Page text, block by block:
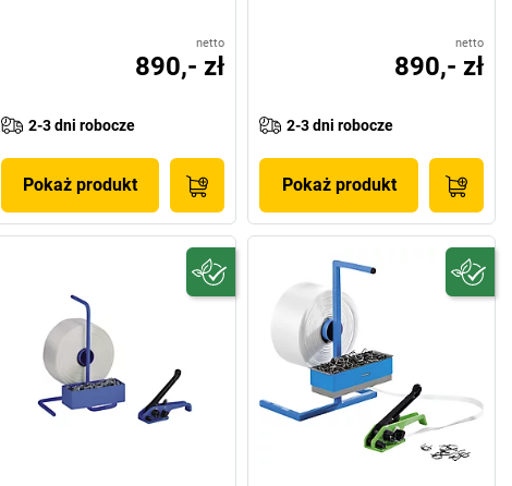
netto
890,- zł
2-3 dni robocze
Pokaż produkt
netto
890,- zł
2-3 dni robocze
Pokaż produkt